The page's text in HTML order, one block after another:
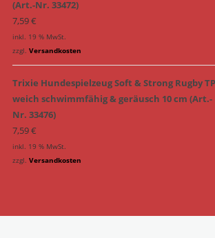
(Art.-Nr. 33472)
7,59€
inkl. 19 % MwSt.
zzgl. Versandkosten
Trixie Hundespielzeug Soft & Strong Rugby
weich schwimmfähig & geräusch 10 cm (Art.-
Nr. 33476)
7,59€
inkl. 19 % MwSt.
zzgl. Versandkosten